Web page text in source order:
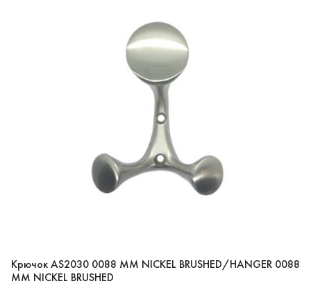
Крючок AS2030 0088 MM NICKEL BRUSHED/HANGER 0088
MM NICKEL BRUSHED